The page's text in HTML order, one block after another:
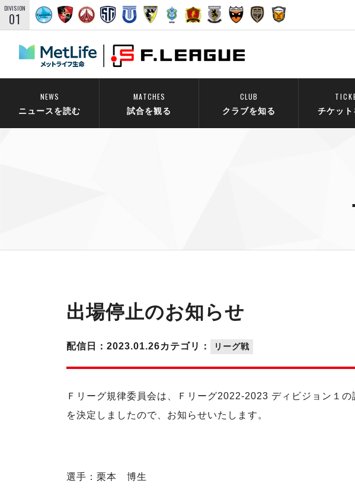
DIVISION
01
NEWS
ニュースを読む
MATCHES
試合を観る
CLUB
クラブを知る チケット
出場停止のお知らせ
カテゴリ： リーグ戦
配信日：2023.01.26
Ｆリーグ規律委員会は、Ｆリーグ2022-2023 ディビジョン１
を決定しましたので、お知らせいたします。
選手：栗本 博生